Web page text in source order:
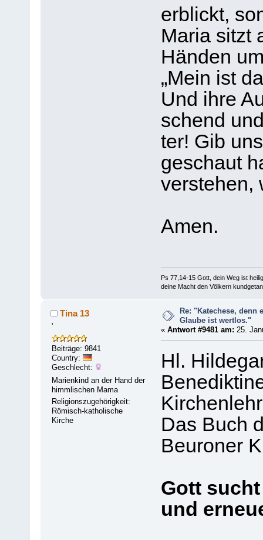
erblickt,
Maria sitzt
Hän­den
„Mein ist
Und ihre
schend
ter! Gib
geschaut
ver­ste­hen,
Amen.
Ps 77,14-15 Gott, dein Weg ist
deine Macht den Völkern
Tina 13
'
Beiträge: 9841
Country:
Geschlecht:
Marienkind an der Hand der
himmlischen Mama
Religionszugehörigkeit:
Römisch-katholische
Kirche
Re: "Katechese, denn
Glaube ist wertlos."
« Antwort #9481 am: 25.
Hl.
Das Buch
Beuroner
Gott
und